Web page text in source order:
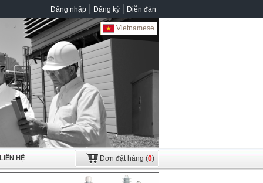
Diễn đàn
Đăng ký
Đăng nhập
Vietnamese
HỆ Đơn đặt hàng (0)